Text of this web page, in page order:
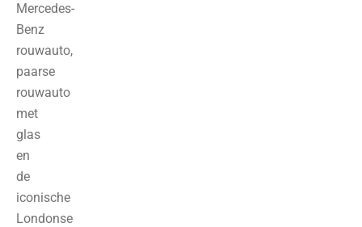
Mercedes-
Benz
rouwauto,
paarse
rouwauto
met
glas
en
de
iconische
Londonse